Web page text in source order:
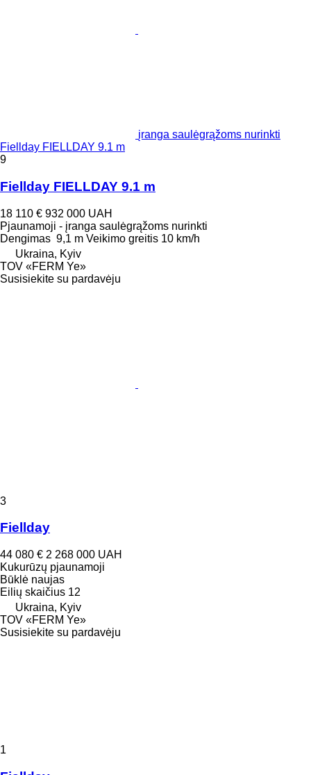
įranga saulėgrąžoms nurinkti
Fiellday FIELLDAY 9.1 m
9
Fiellday FIELLDAY 9.1 m
18 110 € 932 000 UAH
Pjaunamoji - įranga saulėgrąžoms nurinkti
Dengimas 9,1 m Veikimo greitis 10 km/h
Ukraina, Kyiv
TOV «FERM Ye»
Susisiekite su pardavėju
3
Fiellday
44 080 € 2 268 000 UAH
Kukurūzų pjaunamoji
Būklė naujas
Eilių skaičius 12
Ukraina, Kyiv
TOV «FERM Ye»
Susisiekite su pardavėju
1